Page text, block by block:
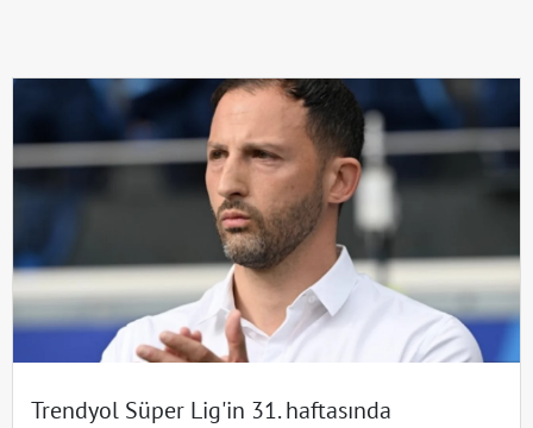
Trendyol Süper Lig'in 31. haftasında